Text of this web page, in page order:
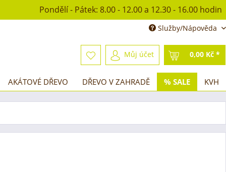
Pondělí - Pátek: 8.00 - 12.00 a 12.30 - 16.00 hodin
Služby/Nápověda
Můj účet 0,00 Kč *
AKÁTOVÉ DŘEVO DŘEVO V ZAHRADĚ % SALE KVH